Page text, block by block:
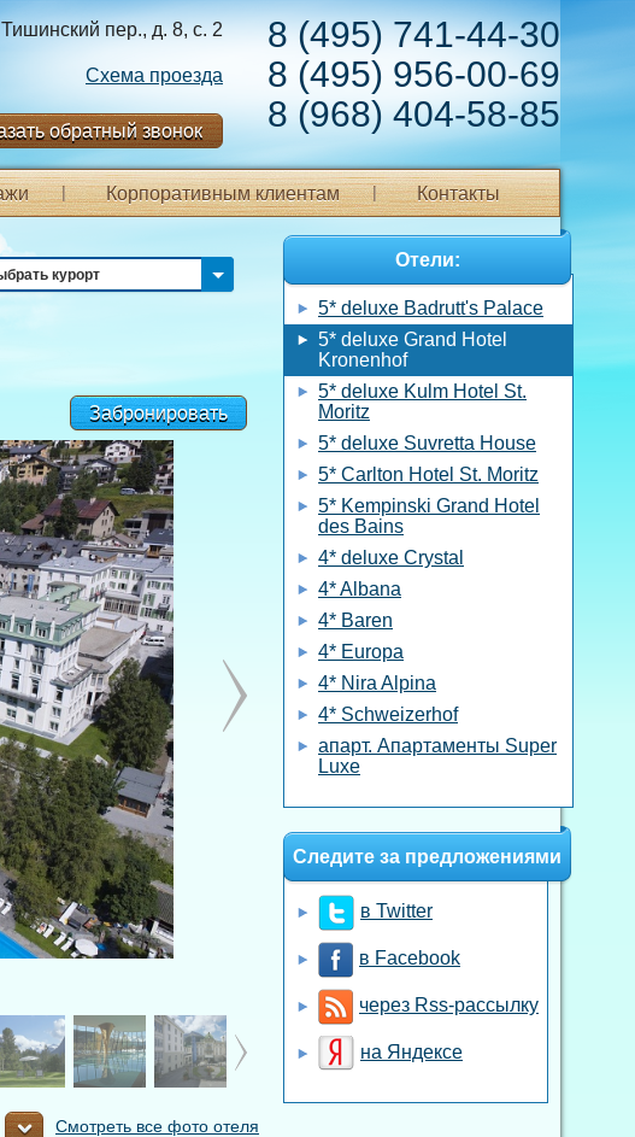
8 (495) 741-44-30
8 (495) 956-00-69
8 (968) 404-58-85
пер., д. 8, с. 2
Схема проезда
обратный звонок
Корпоративным клиентам Контакты
курорт
Забронировать
Смотреть все фото отеля
Отели:
5* deluxe Badrutt's Palace
5* deluxe Grand Hotel
Kronenhof
5* deluxe Kulm Hotel St.
Moritz
5* deluxe Suvretta House
5* Carlton Hotel St. Moritz
5* Kempinski Grand Hotel
des Bains
4* deluxe Crystal
4* Albana
4* Baren
4* Europa
4* Nira Alpina
4* Schweizerhof
апарт. Апaртаменты Super
Luxe
Следите за предложениями
в Twitter
в Facebook
через Rss-рассылку
на Яндексе